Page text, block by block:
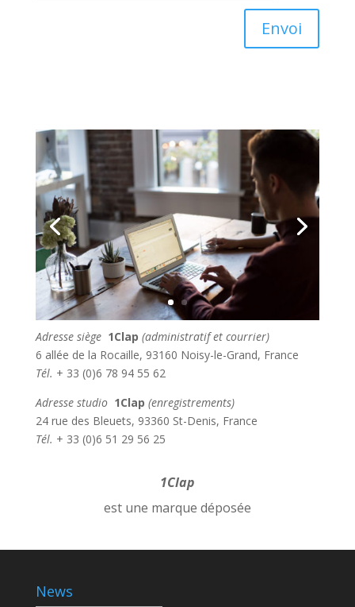
Envoi
Adresse siège 1Clap (administratif et courrier)
6 allée de la Rocaille, 93160 Noisy-le-Grand, France
Tél. + 33 (0)6 78 94 55 62
Adresse studio 1Clap (enregistrements)
24 rue des Bleuets, 93360 St-Denis, France
Tél. + 33 (0)6 51 29 56 25
1Clap
est une marque déposée
News